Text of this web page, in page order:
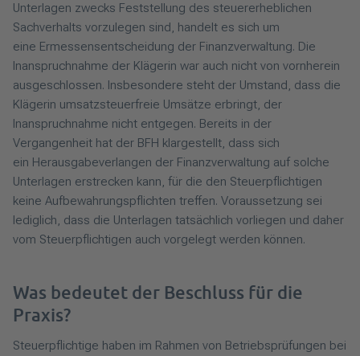
Unterlagen zwecks Feststellung des steuererheblichen
Sachverhalts vorzulegen sind, handelt es sich um
eine Ermessensentscheidung der Finanzverwaltung. Die
Inanspruchnahme der Klägerin war auch nicht von vornherein
ausgeschlossen. Insbesondere steht der Umstand, dass die
Klägerin umsatzsteuerfreie Umsätze erbringt, der
Inanspruchnahme nicht entgegen. Bereits in der
Vergangenheit hat der BFH klargestellt, dass sich
ein Herausgabeverlangen der Finanzverwaltung auf solche
Unterlagen erstrecken kann, für die den Steuerpflichtigen
keine Aufbewahrungspflichten treffen. Voraussetzung sei
lediglich, dass die Unterlagen tatsächlich vorliegen und daher
vom Steuerpflichtigen auch vorgelegt werden können.
Was bedeutet der Beschluss für die
Praxis?
Steuerpflichtige haben im Rahmen von Betriebsprüfungen bei